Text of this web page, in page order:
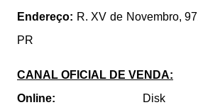
Endereço: R. XV de Novembro,
PR
CANAL OFICIAL DE VENDA:
Online: Disk